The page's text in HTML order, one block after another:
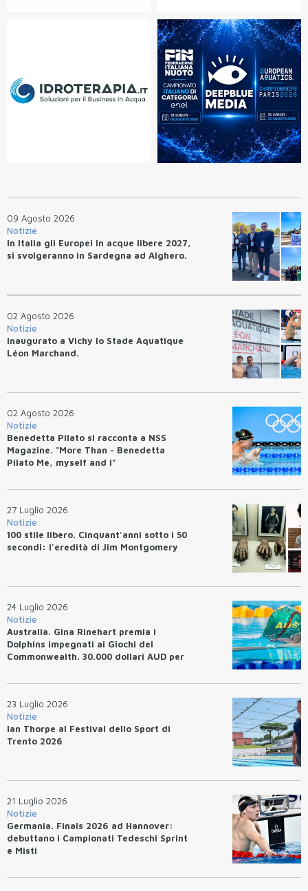
09 Agosto 2026
Notizie
In Italia gli Europei in acque libere 2027,
si svolgeranno in Sardegna ad Alghero.
02 Agosto 2026
Notizie
Inaugurato a Vichy lo Stade Aquatique
Léon Marchand.
02 Agosto 2026
Notizie
Benedetta Pilato si racconta a NSS
Magazine. "More Than - Benedetta
Pilato Me, myself and I"
27 Luglio 2026
Notizie
100 stile libero. Cinquant'anni sotto i 50
secondi: l'eredità di Jim Montgomery
24 Luglio 2026
Notizie
Australia. Gina Rinehart premia i
Dolphins impegnati ai Giochi del
Commonwealth. 30.000 dollari AUD per
23 Luglio 2026
Notizie
Ian Thorpe al Festival dello Sport di
Trento 2026
21 Luglio 2026
Notizie
Germania. Finals 2026 ad Hannover:
debuttano i Campionati Tedeschi Sprint
e Misti